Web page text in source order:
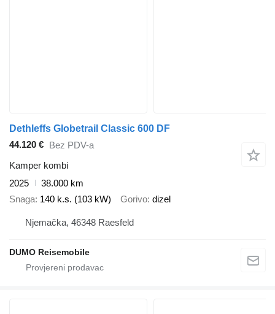
Dethleffs Globetrail Classic 600 DF
44.120 € Bez PDV-a
Kamper kombi
2025
38.000 km
Snaga 140 k.s. (103 kW) Gorivo dizel
Njemačka, 46348 Raesfeld
DUMO Reisemobile